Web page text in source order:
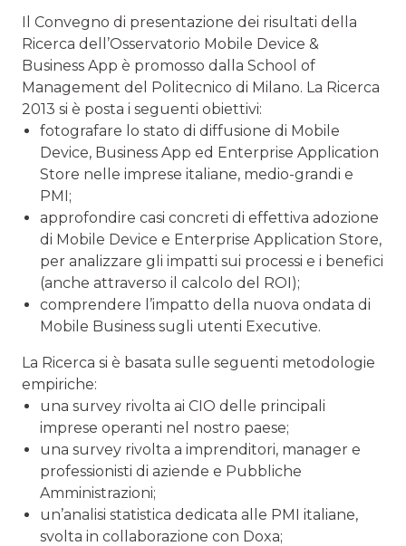
Il Convegno di presentazione dei risultati della
Ricerca dell’Osservatorio Mobile Device &
Business App è promosso dalla School of
Management del Politecnico di Milano. La Ricerca
2013 si è posta i seguenti obiettivi:
fotografare lo stato di diffusione di Mobile
Device, Business App ed Enterprise Application
Store nelle imprese italiane, medio-grandi e
PMI;
approfondire casi concreti di effettiva adozione
di Mobile Device e Enterprise Application Store,
per analizzare gli impatti sui processi e i benefici
(anche attraverso il calcolo del ROI);
comprendere l’impatto della nuova ondata di
Mobile Business sugli utenti Executive.
La Ricerca si è basata sulle seguenti metodologie
empiriche:
una survey rivolta ai CIO delle principali
imprese operanti nel nostro paese;
una survey rivolta a imprenditori, manager e
professionisti di aziende e Pubbliche
Amministrazioni;
un’analisi statistica dedicata alle PMI italiane,
svolta in collaborazione con Doxa;